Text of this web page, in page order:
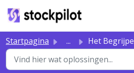
Startpagina ... Het Begrijpen van de e-